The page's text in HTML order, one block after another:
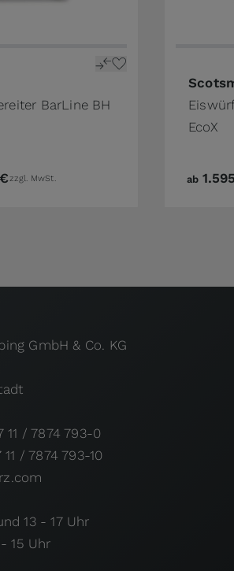
page
BarLine BH
on the options chosen on the
zzgl. MwSt.
EcoX
ab
GmbH & Co. KG
11 / 7874 793-0
/ 7874 793-10
13 - 17 Uhr
15 Uhr